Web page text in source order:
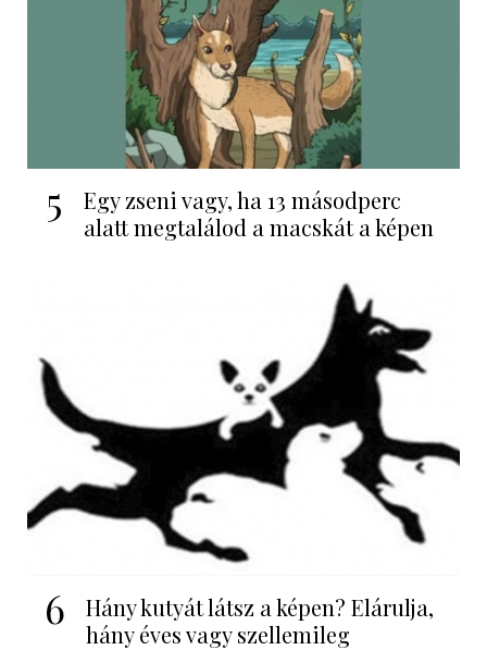
5
Egy zseni vagy, ha 13 másodperc
alatt megtalálod a macskát a képen
6
Hány kutyát látsz a képen? Elárulja,
hány éves vagy szellemileg